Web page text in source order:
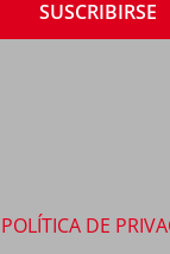
POLÍTICA DE